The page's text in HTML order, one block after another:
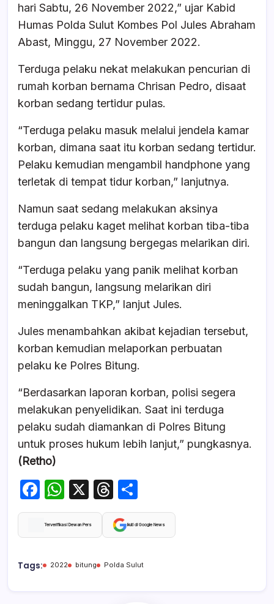
hari Sabtu, 26 November 2022,” ujar Kabid
Humas Polda Sulut Kombes Pol Jules Abraham
Abast, Minggu, 27 November 2022.
Terduga pelaku nekat melakukan pencurian di
rumah korban bernama Chrisan Pedro, disaat
korban sedang tertidur pulas.
“Terduga pelaku masuk melalui jendela kamar
korban, dimana saat itu korban sedang tertidur.
Pelaku kemudian mengambil handphone yang
terletak di tempat tidur korban,” lanjutnya.
Namun saat sedang melakukan aksinya
terduga pelaku kaget melihat korban tiba-tiba
bangun dan langsung bergegas melarikan diri.
“Terduga pelaku yang panik melihat korban
sudah bangun, langsung melarikan diri
meninggalkan TKP,” lanjut Jules.
Jules menambahkan akibat kejadian tersebut,
korban kemudian melaporkan perbuatan
pelaku ke Polres Bitung.
“Berdasarkan laporan korban, polisi segera
melakukan penyelidikan. Saat ini terduga
pelaku sudah diamankan di Polres Bitung
untuk proses hukum lebih lanjut,” pungkasnya.
(Retho)
F
a
c
b
W
h
at
A
X
T
hr
e
d
h
ar
Terverifikasi Dewan Pers Ikuti di Google News
Tags: 2022 bitung Polda Sulut